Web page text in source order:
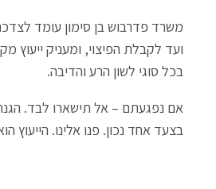
משרד פדרבוש בן סימון עומד
ועד לקבלת הפיצוי, ומעניק ייעוץ
בכל סוגי לשון הרע והדיבה.
אם נפגעתם – אל תישארו לבד.
בצעד אחד נכון. פנו אלינו. הייעוץ